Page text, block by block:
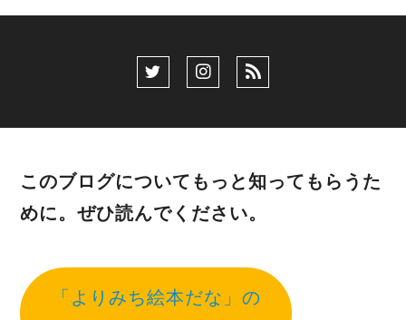
このブログについてもっと知ってもらうた
めに。ぜひ読んでください。
「よりみち絵本だな」の